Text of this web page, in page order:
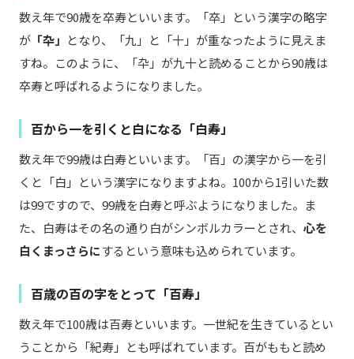
数え年で90歳を卒寿といいます。「卒」という漢字の略字
が 「卆」 となり、「九」と「十」が重なったように見えま
すね。このように、「卆」が九十と読めることから90歳は
卒寿と呼ばれるようになりました。
百から一を引くと白になる「白寿」
数え年で99歳は白寿といいます。「百」の漢字から一を引
くと「白」という漢字になりますよね。100から1引いた数
は99ですので、99歳を白寿と呼ぶようになりました。ま
た、白寿はその名の通り白がシンボルカラーとされ、 心を
白くまっさらにするという意味も込められています。
百歳の百の字をとって「百寿」
数え年で100歳は百寿といいます。一世紀を生きているとい
うことから「紀寿」とも呼ばれています。百がももと読め